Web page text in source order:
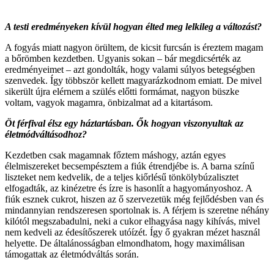
A testi eredményeken kívül hogyan élted meg lelkileg a változást?
A fogyás miatt nagyon örültem, de kicsit furcsán is éreztem magam
a bőrömben kezdetben. Ugyanis sokan – bár megdicsérték az
eredményeimet – azt gondolták, hogy valami súlyos betegségben
szenvedek. Így többször kellett magyarázkodnom emiatt. De mivel
sikerült újra elérnem a szülés előtti formámat, nagyon büszke
voltam, vagyok magamra, önbizalmat ad a kitartásom.
Öt férfival élsz egy háztartásban. Ők hogyan viszonyultak az
életmódváltásodhoz?
Kezdetben csak magamnak főztem máshogy, aztán egyes
élelmiszereket becsempésztem a fiúk étrendjébe is. A barna színű
liszteket nem kedvelik, de a teljes kiőrlésű tönkölybúzalisztet
elfogadták, az kinézetre és ízre is hasonlít a hagyományoshoz. A
fiúk esznek cukrot, hiszen az ő szervezetük még fejlődésben van és
mindannyian rendszeresen sportolnak is. A férjem is szeretne néhány
kilótól megszabadulni, neki a cukor elhagyása nagy kihívás, mivel
nem kedveli az édesítőszerek utóízét. Így ő gyakran mézet használ
helyette. De általánosságban elmondhatom, hogy maximálisan
támogattak az életmódváltás során.